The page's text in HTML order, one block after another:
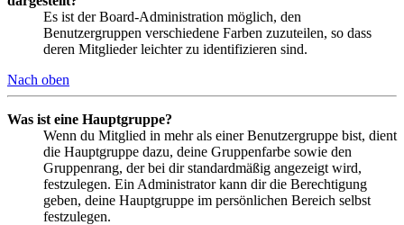
Es ist der Board-Administration möglich, den
Benutzergruppen verschiedene Farben zuzuteilen, so dass
deren Mitglieder leichter zu identifizieren sind.
Nach oben
Was ist eine Hauptgruppe?
Wenn du Mitglied in mehr als einer Benutzergruppe bist, dient
die Hauptgruppe dazu, deine Gruppenfarbe sowie den
Gruppenrang, der bei dir standardmäßig angezeigt wird,
festzulegen. Ein Administrator kann dir die Berechtigung
geben, deine Hauptgruppe im persönlichen Bereich selbst
festzulegen.